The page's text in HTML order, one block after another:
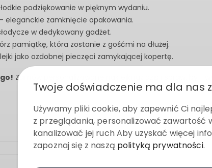
podziękowanie w pięknym wydaniu.
– eleganckie zamknięcie opakowania.
w dedykowany gadżet.
pamiątkę, która zostanie z gośćmi na dłużej.
jako ozdobnej pieczęci zamykającej kopertę.
Zamów personalizowane naklejki już dziś i spraw, by
Twoje doświadczenie ma dla nas
Używamy pliki cookie, aby zapewnić Ci
z przeglądania, personalizować zawartość
kanalizować jej ruch Aby uzyskać więcej
zapoznaj się z naszą polityką prywatności.